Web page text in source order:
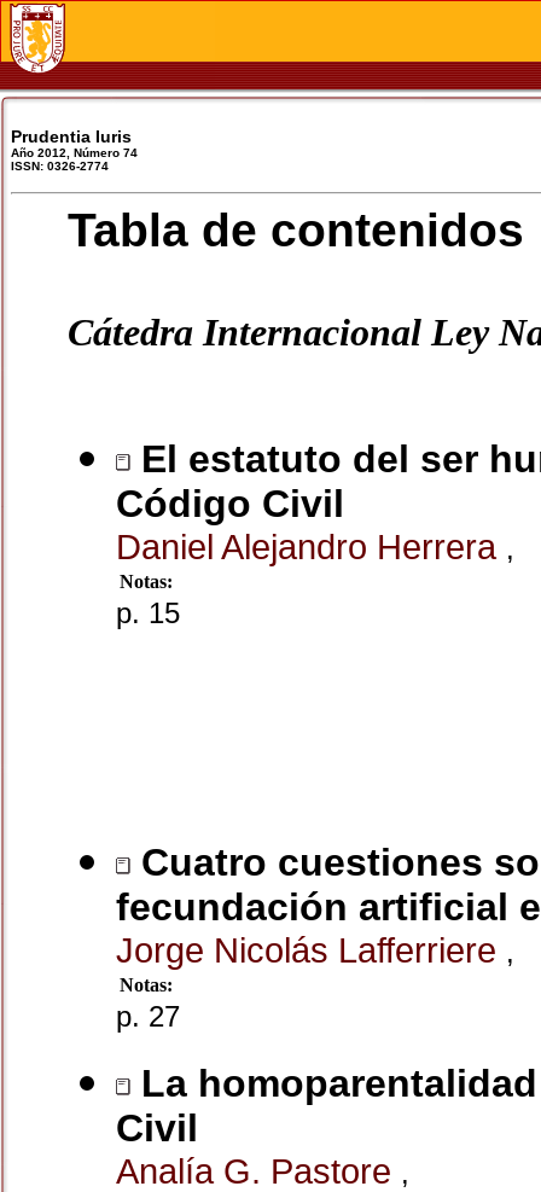
Prudentia Iuris
Año 2012, Número 74
ISSN: 0326-2774
Tabla de contenidos
Cátedra Internacional Ley
El estatuto del ser
Código Civil
Daniel Alejandro Herrera ,
Notas:
p. 15
Cuatro cuestiones
fecundación artificial
Jorge Nicolás Lafferriere ,
Notas:
p. 27
La
Civil
Analía G. Pastore ,